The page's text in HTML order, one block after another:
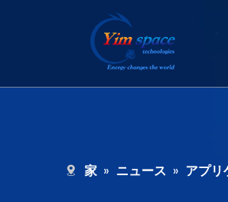
家 » ニュース » アプリ